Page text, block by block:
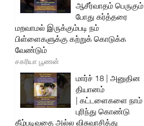
ஆசீர்வாதம் பெருகும்
போது கர்த்தரை
மறவாமல் இருக்கும்படி நம்
பிள்ளைகளுக்கு கற்றுக் கொடுக்க
வேண்டும்
சகரியா பூணன்
மார்ச் 18 | அனுதின
தியானம்
| கட்டளைகளை நாம்
புரிந்து கொண்டு
கீழ்படிவதை அல்ல விசுவாசித்து